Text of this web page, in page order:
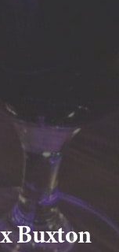
Buxton